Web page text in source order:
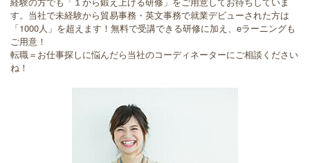
す。当社で未経験から貿易事務・英文事務で就業デビューされた方は
「1000人」を超えます！無料で受講できる研修に加え、eラーニングも
ご用意！
転職＝お仕事探しに悩んだら当社のコーディネーターにご相談ください
ね！